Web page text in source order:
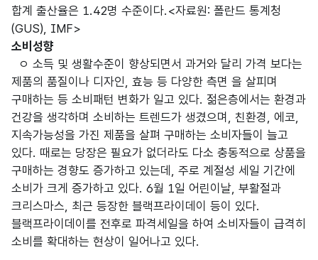
합계 출산율은 1.42명 수준이다.<자료원: 폴란드 통계청
(GUS), IMF>
소비성향
ㅇ 소득 및 생활수준이 향상되면서 과거와 달리 가격 보다는
제품의 품질이나 디자인, 효능 등 다양한 측면 을 살피며
구매하는 등 소비패턴 변화가 일고 있다. 젊은층에서는 환경과
건강을 생각하며 소비하는 트렌드가 생겼으며, 친환경, 에코,
지속가능성을 가진 제품을 살펴 구매하는 소비자들이 늘고
있다. 때로는 당장은 필요가 없더라도 다소 충동적으로 상품을
구매하는 경향도 증가하고 있는데, 주로 계절성 세일 기간에
소비가 크게 증가하고 있다. 6월 1일 어린이날, 부활절과
크리스마스, 최근 등장한 블랙프라이데이 등이 있다.
블랙프라이데이를 전후로 파격세일을 하여 소비자들이 급격히
소비를 확대하는 현상이 일어나고 있다.